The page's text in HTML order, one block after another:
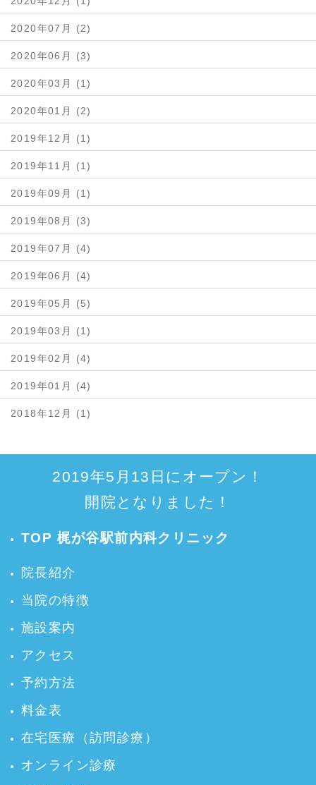
2020年07月 (2)
2020年06月 (3)
2020年03月 (1)
2020年01月 (2)
2019年12月 (1)
2019年11月 (1)
2019年09月 (1)
2019年08月 (3)
2019年07月 (4)
2019年06月 (4)
2019年05月 (5)
2019年03月 (1)
2019年02月 (4)
2019年01月 (4)
2018年12月 (1)
2019年5月13日にオープン！
開院となりました！
TOP 梶が谷駅前内科クリニック
院長紹介
当院の特徴
施設案内
アクセス
予約方法
料金表
在宅医療（訪問診療）
オンライン診療